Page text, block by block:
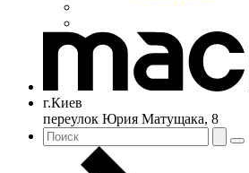
г.Киев
переулок Юрия Матущака, 8